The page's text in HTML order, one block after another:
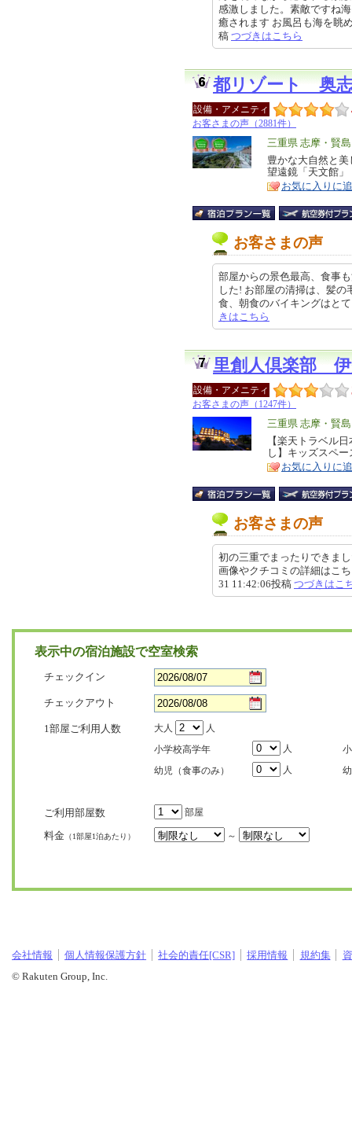
感激しました。素敵ですね
癒されます お風呂も海を眺
稿 つづきはこちら
都リゾート 奥
設備・アメニティ
お客さまの声（2881件）
エ
リ
ア
三重県 志摩・賢島
特
徴
豊かな大自然と
望遠鏡「天文館
お気に入りに
お客さまの声
部屋からの景色最高、食事
した! お部屋の清掃は、髪
食、朝食のバイキングはと
きはこちら
里創人倶楽部 伊
設備・アメニティ
お客さまの声（1247件）
エ
リ
ア
三重県 志摩・賢島
特
徴
【楽天トラベル
し】キッズスペ
お気に入りに
お客さまの声
初の三重でまったりできま
画像やクチコミの詳細はこ
31 11:42:06投稿 つづきはこ
表示中の宿泊施設で空室検索
チェックイン
チェックアウト
1部屋ご利用人数 大人
人
小学校高学年
人
幼児（食事のみ）
人
ご利用部屋数 部屋
料金 （1部屋1泊あたり） ～
会社情報 個人情報保護方針 社会的責任[CSR] 採用情報 規約集
© Rakuten Group, Inc.